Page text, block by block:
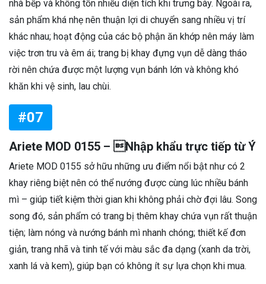
nhà bếp và không tốn nhiều diện tích khi trưng bày. Ngoài ra,
sản phẩm khá nhẹ nên thuận lợi di chuyển sang nhiều vị trí
khác nhau; hoạt động của các bộ phận ăn khớp nên máy làm
việc trơn tru và êm ái; trang bị khay đựng vụn dễ dàng tháo
rời nên chứa được một lượng vụn bánh lớn và không khó
khăn khi vệ sinh, lau chùi.
#07
Ariete MOD 0155 – Nhập khẩu trực tiếp từ Ý
Ariete MOD 0155 sở hữu những ưu điểm nổi bật như có 2
khay riêng biệt nên có thể nướng được cùng lúc nhiều bánh
mì – giúp tiết kiệm thời gian khi không phải chờ đợi lâu. Song
song đó, sản phẩm có trang bị thêm khay chứa vụn rất thuận
tiện; làm nóng và nướng bánh mì nhanh chóng; thiết kế đơn
giản, trang nhã và tinh tế với màu sắc đa dạng (xanh da trời,
xanh lá và kem), giúp bạn có không ít sự lựa chọn khi mua.